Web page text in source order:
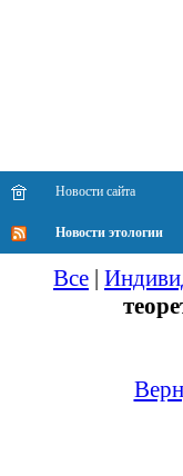
Новости сайта
Новости этологии
Все |